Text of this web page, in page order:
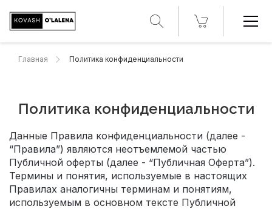
Главная Политика конфиденциальности
Политика конфиденциальности
Данные Правила конфиденциальности (далее -
“Правила”) являются неотъемлемой частью
Публичной оферты (далее - “Публичная Оферта”).
Термины и понятия, используемые в настоящих
Правилах аналогичны терминам и понятиям,
используемым в основном тексте Публичной